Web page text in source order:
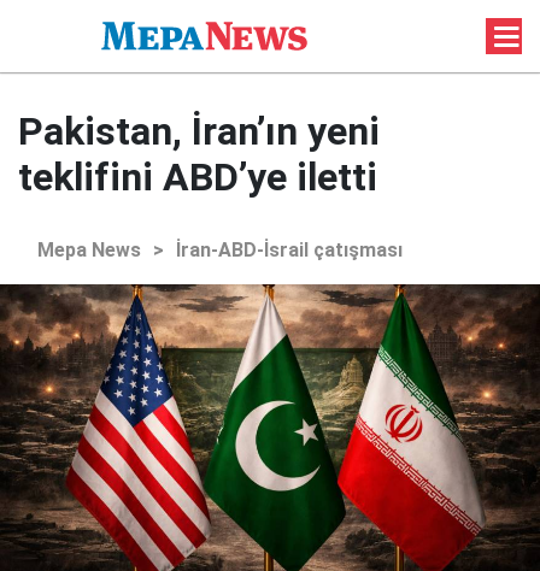
Pakistan, İran’ın yeni
teklifini ABD’ye iletti
Mepa News > İran-ABD-İsrail çatışması